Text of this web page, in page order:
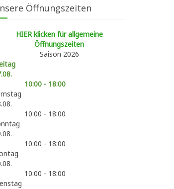
Öffnungszeiten
HIER klicken für allgemeine
Öffnungszeiten
Saison 2026
10:00 - 18:00
10:00 - 18:00
10:00 - 18:00
10:00 - 18:00